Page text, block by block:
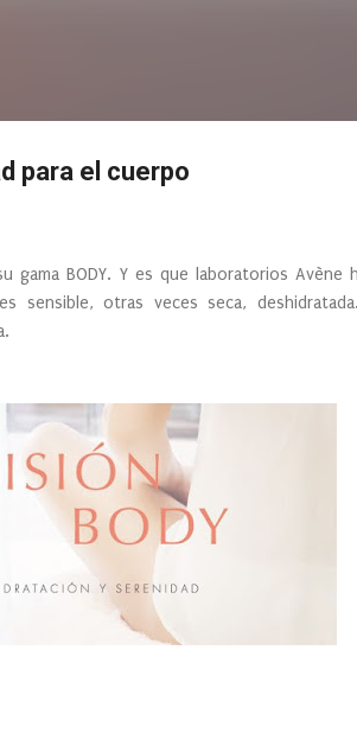
para el cuerpo
BODY. Y es que laboratorios Avène
sensible, otras veces seca,